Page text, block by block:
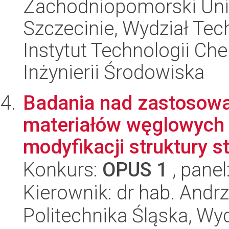
Zachodniopomorski
Szczecinie, Wydział
Instytut Technologii
Inżynierii Środowiska
Badania nad
materiałów
modyfikacji struktury
Konkurs: OPUS 1 ,
Kierownik: dr hab.
Politechnika Śląska,